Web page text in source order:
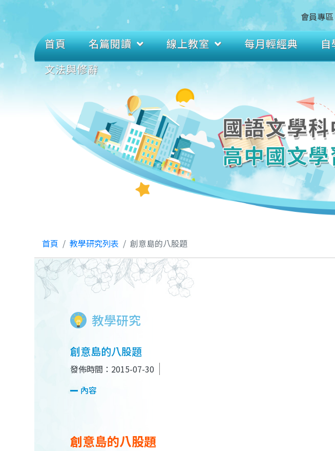
會員專區
首頁 名篇閱讀 線上教室 每月輕經典 自
文法與修辭
首頁 教學研究列表 創意島的八股題
教學研究
創意島的八股題
發佈時間：2015-07-30
內容
創意島的八股題